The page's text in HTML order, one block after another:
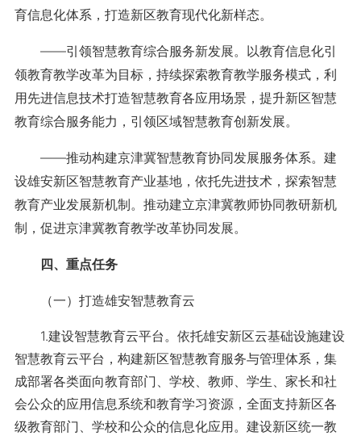
育信息化体系，打造新区教育现代化新样态。
——引领智慧教育综合服务新发展。以教育信息化引
领教育教学改革为目标，持续探索教育教学服务模式，利
用先进信息技术打造智慧教育各应用场景，提升新区智慧
教育综合服务能力，引领区域智慧教育创新发展。
——推动构建京津冀智慧教育协同发展服务体系。建
设雄安新区智慧教育产业基地，依托先进技术，探索智慧
教育产业发展新机制。推动建立京津冀教师协同教研新机
制，促进京津冀教育教学改革协同发展。
四、重点任务
（一）打造雄安智慧教育云
1.建设智慧教育云平台。依托雄安新区云基础设施建设
智慧教育云平台，构建新区智慧教育服务与管理体系，集
成部署各类面向教育部门、学校、教师、学生、家长和社
会公众的应用信息系统和教育学习资源，全面支持新区各
级教育部门、学校和公众的信息化应用。建设新区统一教